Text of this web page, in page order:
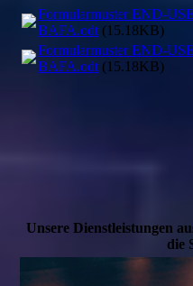
Formularmuster END-
BAFA.odt (15.18KB)
Formularmuster END-
BAFA.odt (15.18KB)
Unsere Dienstleistungen
die